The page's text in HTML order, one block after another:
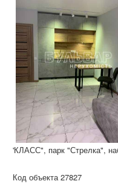
'КЛАСС", парк "Стрелка",
Код объекта 27827